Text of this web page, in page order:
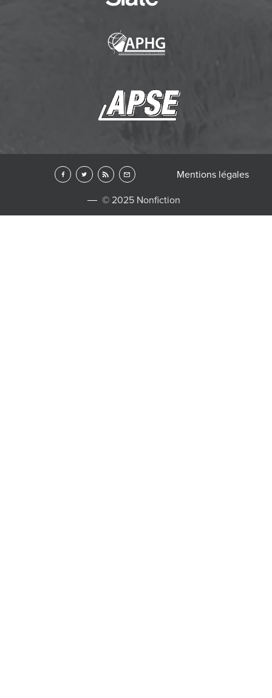
© 2025 Nonfiction
Mentions légales